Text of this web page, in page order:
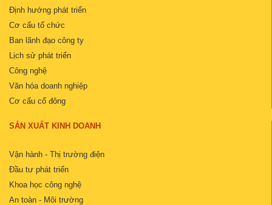
Định hướng phát triển
Cơ cấu tổ chức
Ban lãnh đạo công ty
Lịch sử phát triển
Công nghệ
Văn hóa doanh nghiệp
Cơ cấu cổ đông
SẢN XUẤT KINH DOANH
Vận hành - Thị trường điện
Đầu tư phát triển
Khoa học công nghệ
An toàn - Môi trường